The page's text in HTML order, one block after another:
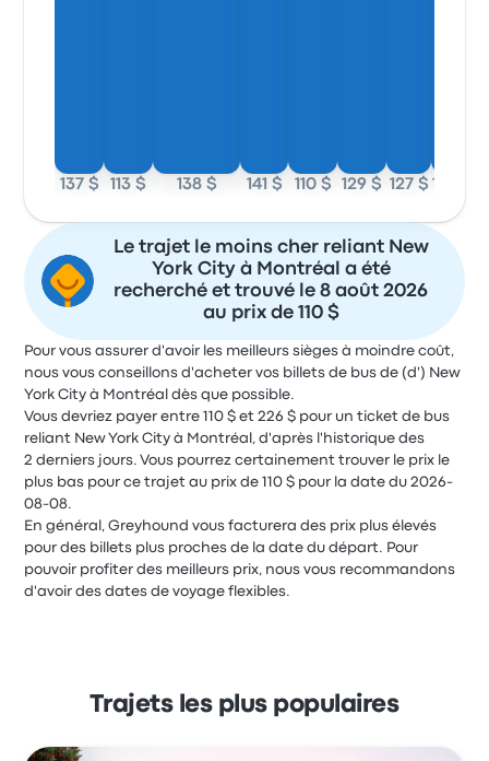
137 $ 113 $ 138 $ 141 $ 110 $ 129 $ 127 $ 110 $
Le trajet le moins cher reliant New
York City à Montréal a été
recherché et trouvé le 8 août 2026
au prix de 110 $
Pour vous assurer d'avoir les meilleurs sièges à moindre coût,
nous vous conseillons d'acheter vos billets de bus de (d') New
York City à Montréal dès que possible.
Vous devriez payer entre 110 $ et 226 $ pour un ticket de bus
reliant New York City à Montréal, d'après l'historique des
2 derniers jours. Vous pourrez certainement trouver le prix le
plus bas pour ce trajet au prix de 110 $ pour la date du 2026-
08-08.
En général, Greyhound vous facturera des prix plus élevés
pour des billets plus proches de la date du départ. Pour
pouvoir profiter des meilleurs prix, nous vous recommandons
d'avoir des dates de voyage flexibles.
Trajets les plus populaires